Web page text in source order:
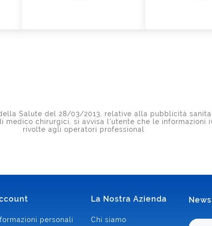
Salute del 28/03/2013, relative alla pubblicità
chirurgici, si avvisa l'utente che le informazioni
rivolte agli operatori professional
personali
La Nostra Azienda
Chi siamo